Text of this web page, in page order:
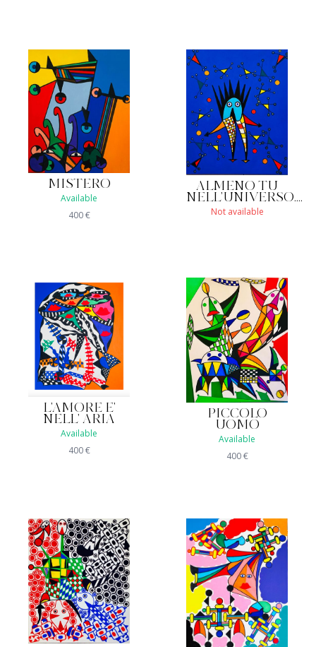
MISTERO
Available
400€
ALMENO TU
NELL'UNIVERSO....
Not available
L'AMORE E'
NELL' ARIA
Available
400€
PICCOLO
UOMO
Available
400€